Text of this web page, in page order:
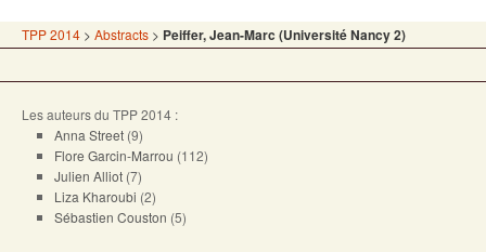
TPP 2014 > Abstracts > Peiffer, Jean-Marc (Université Nancy 2)
Les auteurs du TPP 2014 :
Anna Street (9)
Flore Garcin-Marrou (112)
Julien Alliot (7)
Liza Kharoubi (2)
Sébastien Couston (5)